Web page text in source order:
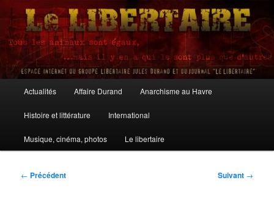
Aller
contenu
principalLe Libertaire
principal
Actualités Affaire Durand Anarchisme au Havre
Histoire et littérature International
Musique, cinéma, photos Le libertaire
Navigation
← Précédent Suivant →